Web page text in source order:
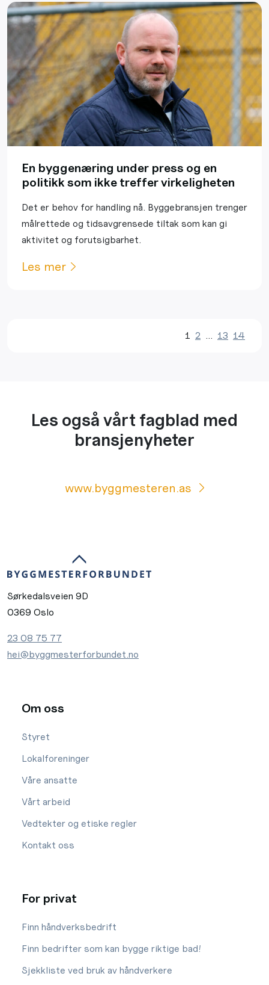
En byggenæring under press og en
politikk som ikke treffer virkeligheten
Det er behov for handling nå. Byggebransjen trenger
målrettede og tidsavgrensede tiltak som kan gi
aktivitet og forutsigbarhet.
Les mer
1 2 … 13 14
Les også vårt fagblad med
bransjenyheter
www.byggmesteren.as
Sørkedalsveien 9D
0369 Oslo
23 08 75 77
hei@byggmesterforbundet.no
Om oss
Styret
Lokalforeninger
Våre ansatte
Vårt arbeid
Vedtekter og etiske regler
Kontakt oss
For privat
Finn håndverksbedrift
Finn bedrifter som kan bygge riktige bad!
Sjekkliste ved bruk av håndverkere